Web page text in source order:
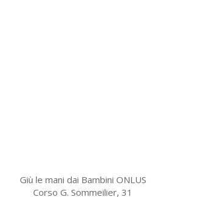
Giù le mani dai Bambini ONLUS
Corso G. Sommeilier, 31